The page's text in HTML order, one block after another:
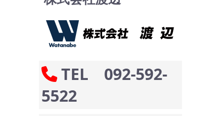
TEL 092-592-
5522